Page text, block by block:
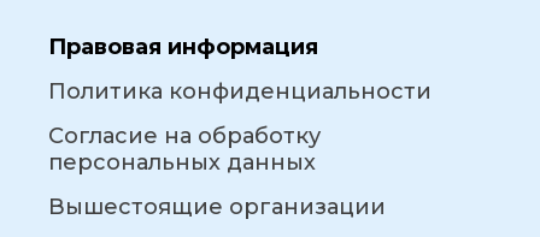
Правовая информация
Политика конфиденциальности
Согласие на обработку
персональных данных
Вышестоящие организации